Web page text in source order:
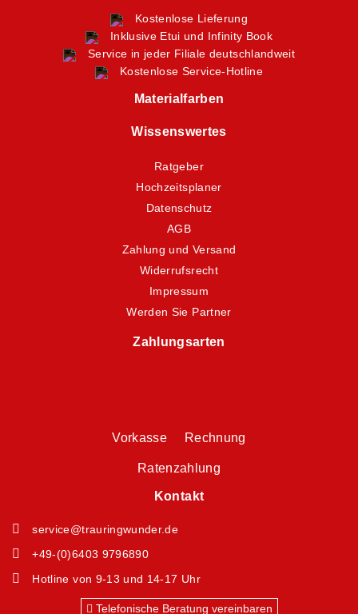
Kostenlose Lieferung
Inklusive Etui und Infinity Book
Service in jeder Filiale deutschlandweit
Kostenlose Service-Hotline
Materialfarben
Wissenswertes
Ratgeber
Hochzeitsplaner
Datenschutz
AGB
Zahlung und Versand
Widerrufsrecht
Impressum
Werden Sie Partner
Zahlungsarten
Vorkasse Rechnung
Ratenzahlung
Kontakt
service@trauringwunder.de
+49-(0)6403 9796890
Hotline von 9-13 und 14-17 Uhr
Telefonische Beratung vereinbaren